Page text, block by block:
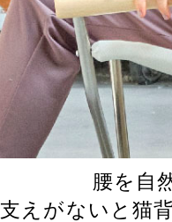
腰を自
支えがないと猫